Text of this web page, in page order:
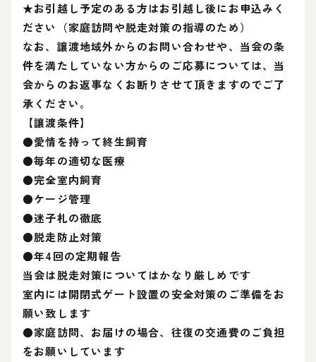
★お引越し予定のある方はお引越し後にお申込みく
ださい（家庭訪問や脱走対策の指導のため）
なお、譲渡地域外からのお問い合わせや、当会の条
件を満たしていない方からのご応募については、当
会からのお返事なくお断りさせて頂きますのでご了
承ください。
【讓渡条件】
●愛情を持って終生飼育
●毎年の適切な医療
●完全室内飼育
●ケージ管理
●迷子札の徹底
●脱走防止対策
●年4回の定期報告
当会は脱走対策についてはかなり厳しめです
室内には開閉式ゲート設置の安全対策のご準備をお
願い致します
●家庭訪問、お届けの場合、往復の交通費のご負担
をお願いしています